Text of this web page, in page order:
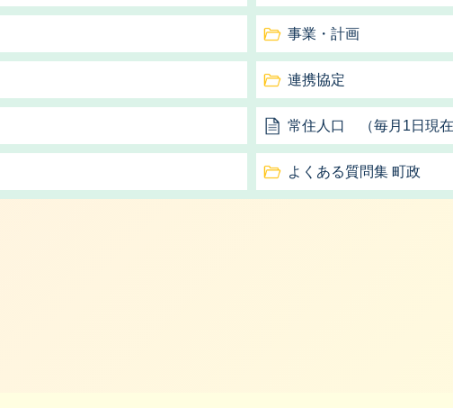
事業・計画
連携協定
常住人口 （毎月1日現
よくある質問集 町政